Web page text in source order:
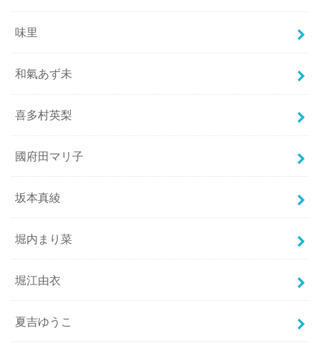
味里
和氣あず未
喜多村英梨
國府田マリ子
坂本真綾
堀内まり菜
堀江由衣
夏吉ゆうこ